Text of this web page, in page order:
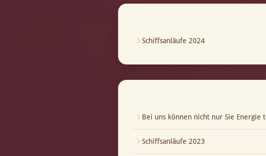
Schiffsanläufe 2024
Bei uns können nicht nur Sie Energie
Schiffsanläufe 2023